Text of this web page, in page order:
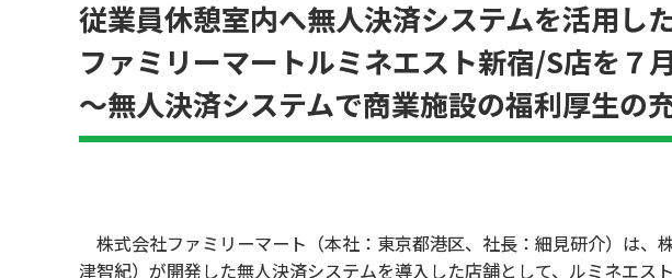
従業員休憩室内へ無人決済システムを活用し
ファミリーマートルミネエスト新宿/S店を７
～無人決済システムで商業施設の福利厚生の
株式会社ファミリーマート（本社：東京都港区、社長：細見研介）は、
津智紀）が開発した無人決済システムを導入した店舗として、 ルミネエス